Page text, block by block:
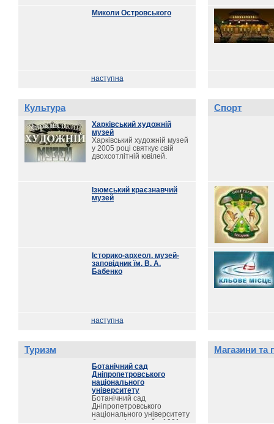
Миколи Островського
наступна
Культура
Харківський художній
музей
Харківський художній музей
у 2005 році святкує свій
двохсотлітній ювілей.
Ізюмський краєзнавчий
музей
Історико-археол. музей-
заповідник їм. В. А.
Бабенко
наступна
Спорт
Туризм
Ботанічний сад
Дніпропетровського
національного
університету
Ботанічний сад
Дніпропетровського
національного університету
був організований у 1931 р.
Магазини та